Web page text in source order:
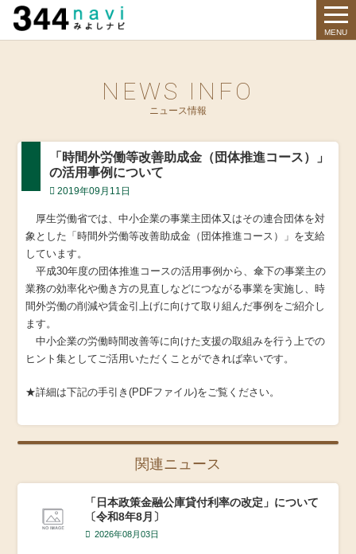
MENU
NEWS INFO
ニュース情報
「時間外労働等改善助成金（団体推進コース）」
の活用事例について
2019年09月11日
厚生労働省では、中小企業の事業主団体又はその連合団体を対
象とした「時間外労働等改善助成金（団体推進コース）」を支給
しています。
平成30年度の団体推進コースの活用事例から、傘下の事業主の
業務の効率化や働き方の見直しなどにつながる事業を実施し、時
間外労働の削減や賃金引上げに向けて取り組んだ事例をご紹介し
ます。
中小企業の労働時間改善等に向けた支援の取組みを行う上での
ヒント集としてご活用いただくことができれば幸いです。
★詳細は下記の手引き(PDFファイル)をご覧ください。
関連ニュース
「日本政策金融公庫貸付利率の改定」について
〔令和8年8月〕
2026年08月03日